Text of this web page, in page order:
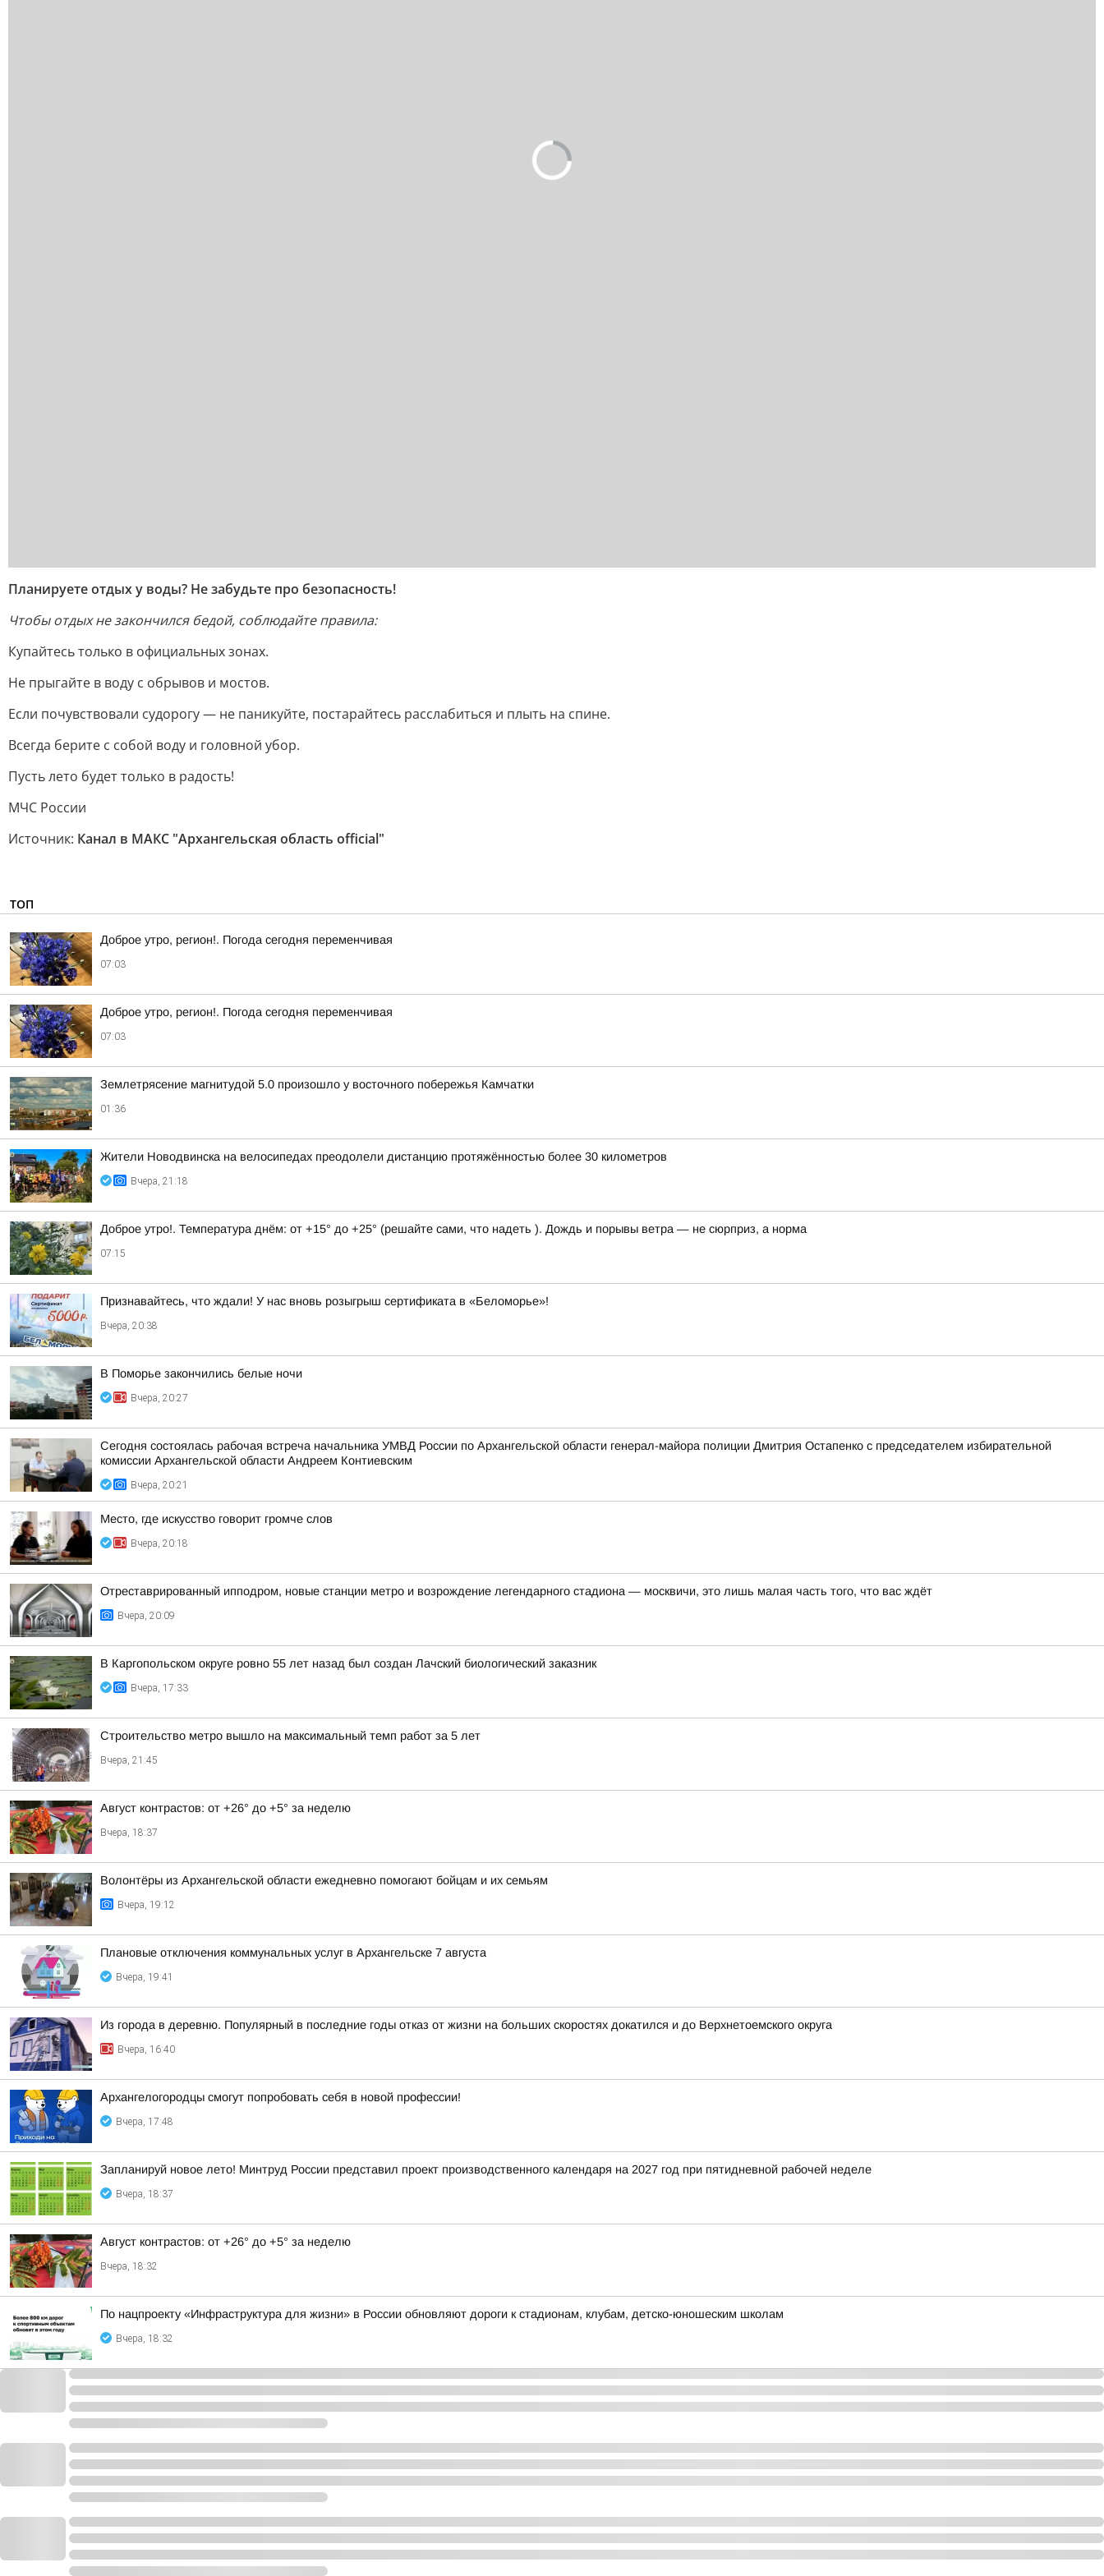
Планируете отдых у воды? Не забудьте про безопасность!
Чтобы отдых не закончился бедой, соблюдайте правила:
Купайтесь только в официальных зонах.
Не прыгайте в воду с обрывов и мостов.
Если почувствовали судорогу — не паникуйте, постарайтесь расслабиться и плыть на спине.
Всегда берите с собой воду и головной убор.
Пусть лето будет только в радость!
МЧС России
Источник: Канал в МАКС "Архангельская область official"
ТОП
Доброе утро, регион!. Погода сегодня переменчивая
07:03
Доброе утро, регион!. Погода сегодня переменчивая
07:03
Землетрясение магнитудой 5.0 произошло у восточного побережья Камчатки
01:36
Жители Новодвинска на велосипедах преодолели дистанцию протяжённостью более 30 километров
Вчера, 21:18
Доброе утро!. Температура днём: от +15° до +25° (решайте сами, что надеть ). Дождь и порывы ветра — не сюрприз, а норма
07:15
Признавайтесь, что ждали! У нас вновь розыгрыш сертификата в «Беломорье»!
Вчера, 20:38
В Поморье закончились белые ночи
Вчера, 20:27
Сегодня состоялась рабочая встреча начальника УМВД России по Архангельской области генерал-майора полиции Дмитрия Остапенко с председателем избирательной
комиссии Архангельской области Андреем Контиевским
Вчера, 20:21
Место, где искусство говорит громче слов
Вчера, 20:18
Отреставрированный ипподром, новые станции метро и возрождение легендарного стадиона — москвичи, это лишь малая часть того, что вас ждёт
Вчера, 20:09
В Каргопольском округе ровно 55 лет назад был создан Лачский биологический заказник
Вчера, 17:33
Строительство метро вышло на максимальный темп работ за 5 лет
Вчера, 21:45
Август контрастов: от +26° до +5° за неделю
Вчера, 18:37
Волонтёры из Архангельской области ежедневно помогают бойцам и их семьям
Вчера, 19:12
Плановые отключения коммунальных услуг в Архангельске 7 августа
Вчера, 19:41
Из города в деревню. Популярный в последние годы отказ от жизни на больших скоростях докатился и до Верхнетоемского округа
Вчера, 16:40
Архангелогородцы смогут попробовать себя в новой профессии!
Вчера, 17:48
Запланируй новое лето! Минтруд России представил проект производственного календаря на 2027 год при пятидневной рабочей неделе
Вчера, 18:37
Август контрастов: от +26° до +5° за неделю
Вчера, 18:32
По нацпроекту «Инфраструктура для жизни» в России обновляют дороги к стадионам, клубам, детско-юношеским школам
Вчера, 18:32